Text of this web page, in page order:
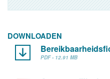
DOWNLOADEN
PDF - 12.91 MB